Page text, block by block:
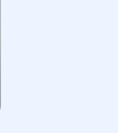
тесты и
постановки
лечения: На
психиатр
индивидуальный
который может